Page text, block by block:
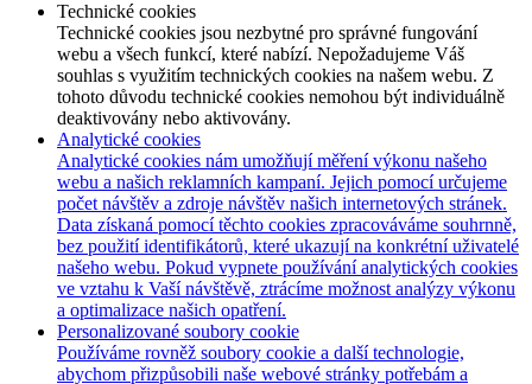
Technické cookies
Technické cookies jsou nezbytné pro správné fungování
webu a všech funkcí, které nabízí. Nepožadujeme Váš
souhlas s využitím technických cookies na našem webu. Z
tohoto důvodu technické cookies nemohou být individuálně
deaktivovány nebo aktivovány.
Analytické cookies
Analytické cookies nám umožňují měření výkonu našeho
webu a našich reklamních kampaní. Jejich pomocí určujeme
počet návštěv a zdroje návštěv našich internetových stránek.
Data získaná pomocí těchto cookies zpracováváme souhrnně,
bez použití identifikátorů, které ukazují na konkrétní uživatelé
našeho webu. Pokud vypnete používání analytických cookies
ve vztahu k Vaší návštěvě, ztrácíme možnost analýzy výkonu
a optimalizace našich opatření.
Personalizované soubory cookie
Používáme rovněž soubory cookie a další technologie,
abychom přizpůsobili naše webové stránky potřebám a